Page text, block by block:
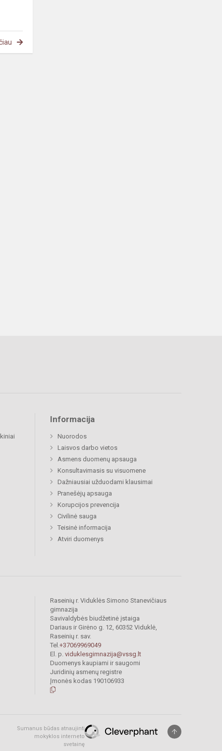
Informacija
Nuorodos
Laisvos darbo vietos
Asmens duomenų apsauga
Konsultavimasis su visuomene
Dažniausiai užduodami klausimai
Pranešėjų apsauga
Korupcijos prevencija
Civilinė sauga
Teisinė informacija
Atviri duomenys
Raseinių r. Viduklės Simono Stanevičiaus
gimnazija
Savivaldybės biudžetinė įstaiga
Dariaus ir Girėno g. 12, 60352 Viduklė,
Raseinių r. sav.
Tel.+37069969049
El. p. viduklesgimnazija@vssg.lt
Duomenys kaupiami ir saugomi
Juridinių asmenų registre
Įmonės kodas 190106933
Sumanus būdas atnaujinti
mokyklos interneto
svetainę